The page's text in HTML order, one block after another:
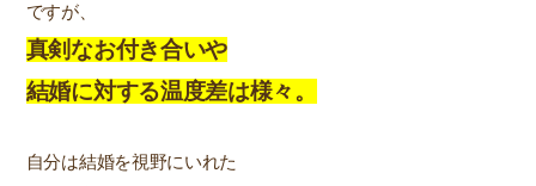
ですが、
真剣なお付き合いや
結婚に対する温度差は様々。
自分は結婚を視野にいれた